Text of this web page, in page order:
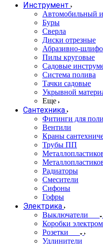
Инструмент
Автомобильный
Буры
Сверла
Диски отрезные
Абразивно-
Пилы круговые
Садовые
Система полива
Тачки садовые
Укрывной
Еще
Сантехника
Фитинги для
Вентили
Краны
Трубы ПП
Радиаторы
Смесители
Сифоны
Гофры
Электрика
Выключатели
Коробки
Розетки
Удлинители